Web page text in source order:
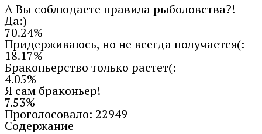
А Вы соблюдаете правила рыболовства?!
Да:)
70.24%
Придерживаюсь, но не всегда получается(:
18.17%
Браконьерство только растет(:
4.05%
Я сам браконьер!
7.53%
Проголосовало: 22949
Содержание